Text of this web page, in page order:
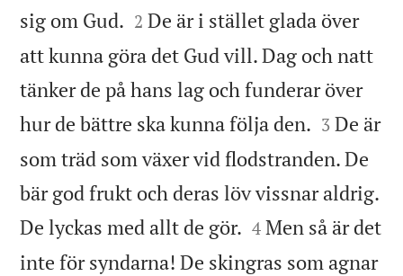
sig om Gud. 

2 De är i stället glada över
att kunna göra det Gud vill. Dag och natt
tänker de på hans lag och funderar över
hur de bättre ska kunna följa den. 

3 De är
som träd som växer vid flodstranden. De
bär god frukt och deras löv vissnar aldrig.
De lyckas med allt de gör. 

4 Men så är det
inte för syndarna! De skingras som agnar